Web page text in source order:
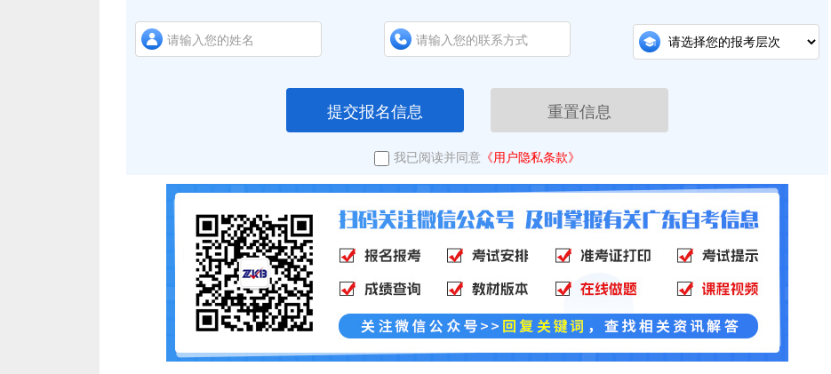
提交报名信息 重置信息
我已阅读并同意 《用户隐私条款》